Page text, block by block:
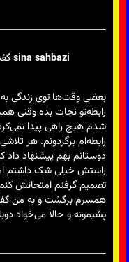
sina sahbazi
بعضی وقت‌ها توی زندگی
رابطه‌تو نجات بده وقتی
شدم هیچ راهی پیدا
رابطه‌ام برگردونم. هر
دوستانم بهم پیشنهاد
راستش خیلی شک داشتم
تصمیم گرفتم امتحانش
همسرم برگشت و به من
پشیمونه و حالا می‌خواد